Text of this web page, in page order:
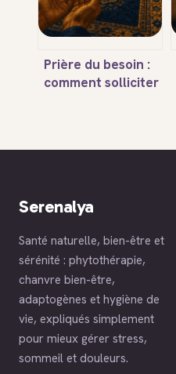
Prière du besoin :
comment solliciter
l’invocation
Serenalya
Santé naturelle, bien-être et
sérénité : phytothérapie,
chanvre bien-être,
adaptogènes et hygiène de
vie, expliqués simplement
pour mieux gérer stress,
sommeil et douleurs.